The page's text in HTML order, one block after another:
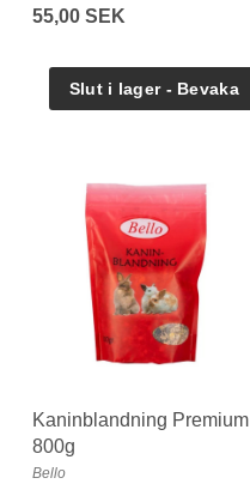
55,00 SEK
Kaninblandning Premium
800g
Bello